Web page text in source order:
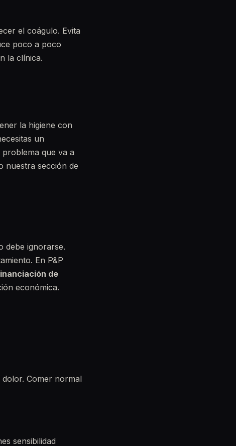
el coágulo. Evita
poco a poco
la clínica.
la higiene con
un
que va a
nuestra sección de
debe ignorarse.
En P&P
de
económica.
Comer normal
sensibilidad